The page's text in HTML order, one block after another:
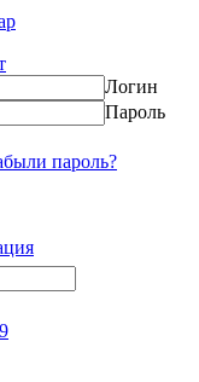
Логин
Пароль
пароль?